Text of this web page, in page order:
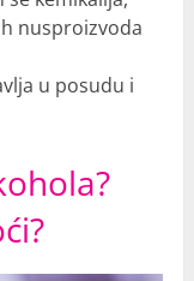
nusproizvoda
u posudu i